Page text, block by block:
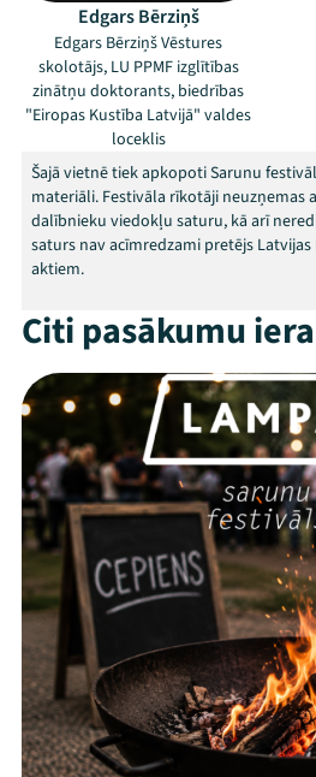
Mana
Festivāls
Arhīvs
Edgars Bērziņš
Edgars Bērziņš Vēstures
skolotājs, LU PPMF izglītības
zinātņu doktorants, biedrības
"Eiropas Kustība Latvijā" valdes
loceklis
Šajā vietnē tiek apkopoti Sarunu
materiāli. Festivāla rīkotāji neuzņemas
dalībnieku viedokļu saturu, kā arī
saturs nav acīmredzami pretējs Latvijas
aktiem.
Citi pasākumu